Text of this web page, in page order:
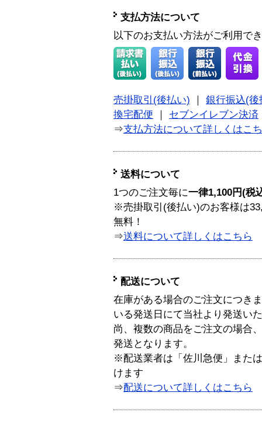
支払方法について
以下のお支払い方法がご利用で
売掛取引(後払い)
銀行振込(後
換宅配便
セブンイレブン決済
⇒支払方法について詳しくはこ
送料について
1つのご注文毎に一律1,100円(税
※売掛取引(後払い)のお客様は
無料！
⇒送料について詳しくはこちら
配送について
在庫がある場合のご注文につき
いる発送日にて当社より発送い
尚、複数の商品をご注文の場合
発送となります。
※配送業者は「佐川急便」また
けます
⇒配送について詳しくはこちら